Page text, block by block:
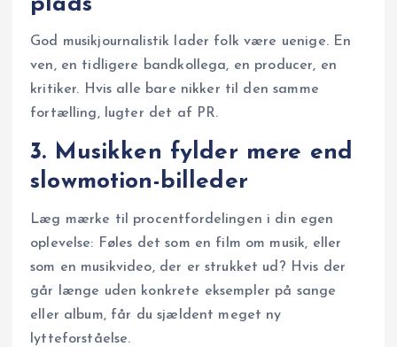
plads
God musikjournalistik lader folk være uenige. En
ven, en tidligere bandkollega, en producer, en
kritiker. Hvis alle bare nikker til den samme
fortælling, lugter det af PR.
3. Musikken fylder mere end
slowmotion-billeder
Læg mærke til procentfordelingen i din egen
oplevelse: Føles det som en film om musik, eller
som en musikvideo, der er strukket ud? Hvis der
går længe uden konkrete eksempler på sange
eller album, får du sjældent meget ny
lytteforståelse.